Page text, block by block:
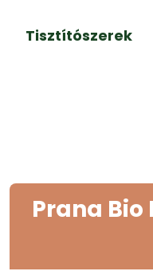
Tisztítószerek
Prana Bio